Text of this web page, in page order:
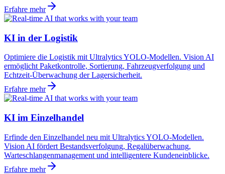
Erfahre mehr
KI in der Logistik
Optimiere die Logistik mit Ultralytics YOLO-Modellen. Vision AI
ermöglicht Paketkontrolle, Sortierung, Fahrzeugverfolgung und
Echtzeit-Überwachung der Lagersicherheit.
Erfahre mehr
KI im Einzelhandel
Erfinde den Einzelhandel neu mit Ultralytics YOLO-Modellen.
Vision AI fördert Bestandsverfolgung, Regalüberwachung,
Warteschlangenmanagement und intelligentere Kundeneinblicke.
Erfahre mehr